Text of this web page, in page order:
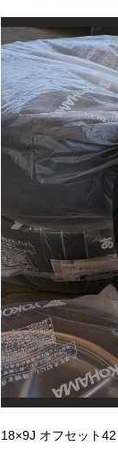
18×9J オフセット42